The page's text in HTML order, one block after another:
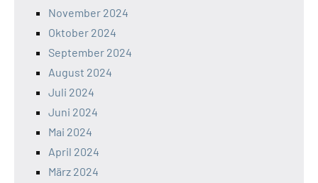
November 2024
Oktober 2024
September 2024
August 2024
Juli 2024
Juni 2024
Mai 2024
April 2024
März 2024